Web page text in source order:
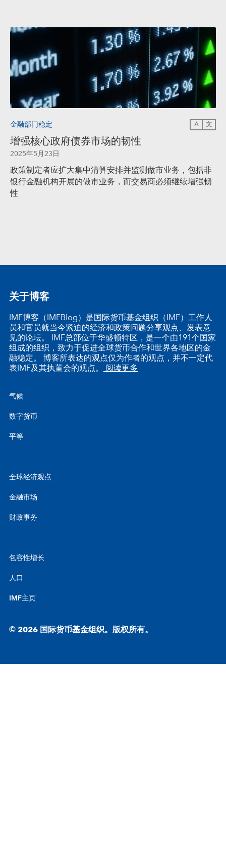
金融部门稳定 A 文
增强核心政府债券市场的韧性
2025年5月23日
政策制定者应扩大集中清算安排并监测做市业务，包括非
银行金融机构开展的做市业务，而交易商必须继续增强韧
性
关于博客
IMF博客（IMFBlog）是国际货币基金组织（IMF）工作人
员和官员就当今紧迫的经济和政策问题分享观点、发表意
见的论坛。 IMF总部位于华盛顿特区，是一个由191个国家
组成的组织，致力于促进全球货币合作和世界各地区的金
融稳定。 博客所表达的观点仅为作者的观点，并不一定代
表IMF及其执董会的观点。 阅读更多
气候
数字货币
平等
全球经济观点
金融市场
财政事务
包容性增长
人口
IMF主页
© 2026 国际货币基金组织。版权所有。